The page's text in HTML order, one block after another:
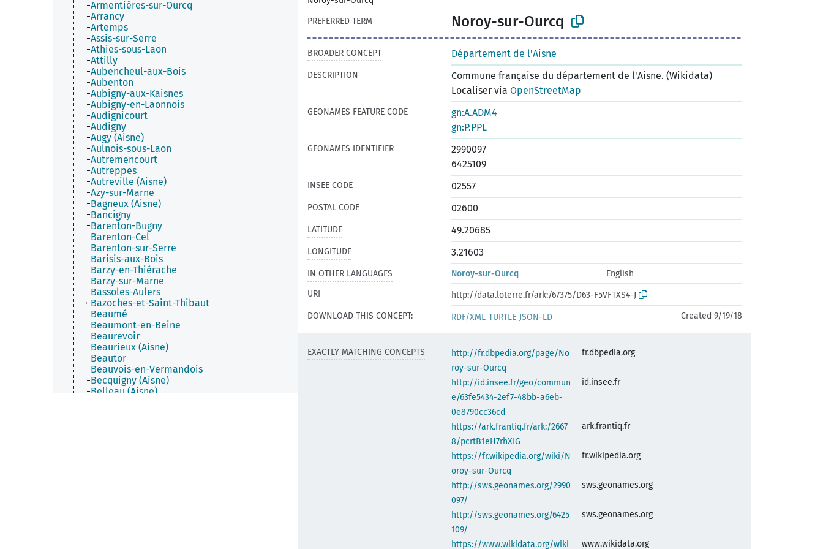
Armentières-sur-Ourcq
Arrancy
Artemps
Assis-sur-Serre
Athies-sous-Laon
Attilly
Aubencheul-aux-Bois
Aubenton
Aubigny-aux-Kaisnes
Aubigny-en-Laonnois
Audignicourt
Audigny
Augy (Aisne)
Aulnois-sous-Laon
Autremencourt
Autreppes
Autreville (Aisne)
Azy-sur-Marne
Bagneux (Aisne)
Bancigny
Barenton-Bugny
Barenton-Cel
Barenton-sur-Serre
Barisis-aux-Bois
Barzy-en-Thiérache
Barzy-sur-Marne
Bassoles-Aulers
Bazoches-et-Saint-Thibaut
Beaumé
Beaumont-en-Beine
Beaurevoir
Beaurieux (Aisne)
Beautor
Beauvois-en-Vermandois
Becquigny (Aisne)
Belleau (Aisne)
PREFERRED TERM
Noroy-sur-Ourcq
BROADER CONCEPT Département de l'Aisne
DESCRIPTION
Commune française du département de l'Aisne. (Wikidata)
Localiser via OpenStreetMap
GEONAMES FEATURE CODE
gn:A.ADM4
gn:P.PPL
GEONAMES IDENTIFIER
2990097
6425109
INSEE CODE 02557
POSTAL CODE 02600
LATITUDE 49.20685
LONGITUDE 3.21603
IN OTHER LANGUAGES Noroy-sur-Ourcq
English
URI
http://data.loterre.fr/ark:/67375/D63-F5VFTXS4-J
DOWNLOAD THIS CONCEPT:
RDF/XML TURTLE JSON-LD Created 9/19/18
EXACTLY MATCHING CONCEPTS
http://fr.dbpedia.org/page/No
roy-sur-Ourcq
fr.dbpedia.org
http://id.insee.fr/geo/commun
e/63fe5434-2ef7-48bb-a6eb-
0e8790cc36cd
id.insee.fr
https://ark.frantiq.fr/ark:/2667
8/pcrtB1eH7rhXIG
ark.frantiq.fr
https://fr.wikipedia.org/wiki/N
oroy-sur-Ourcq
fr.wikipedia.org
http://sws.geonames.org/2990
097/
sws.geonames.org
http://sws.geonames.org/6425
109/
sws.geonames.org
https://www.wikidata.org/wiki www.wikidata.org